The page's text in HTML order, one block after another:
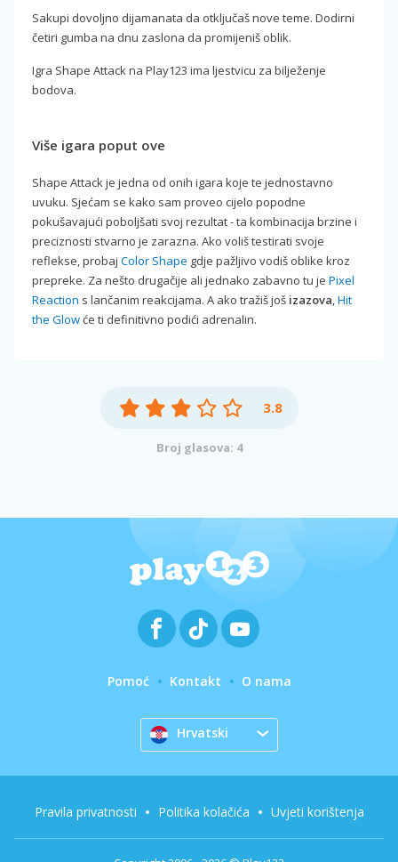
Sakupi dovoljno dijamanata da otključaš nove teme. Dodirni
četiri gumba na dnu zaslona da promijeniš oblik.
Igra Shape Attack na Play123 ima ljestvicu za bilježenje
bodova.
Više igara poput ove
Shape Attack je jedna od onih igara koje te jednostavno
uvuku. Sjećam se kako sam proveo cijelo popodne
pokušavajući poboljšati svoj rezultat - ta kombinacija brzine i
preciznosti stvarno je zarazna. Ako voliš testirati svoje
reflekse, probaj Color Shape gdje pažljivo vodiš oblike kroz
prepreke. Za nešto drugačije ali jednako zabavno tu je Pixel
Reaction s lančanim reakcijama. A ako tražiš još izazova,Hit
the Glowće ti definitivno podići adrenalin.
3.8
Broj glasova: 4
Pomoć Kontakt O nama
Hrvatski
Pravila privatnosti Politika kolačića Uvjeti korištenja